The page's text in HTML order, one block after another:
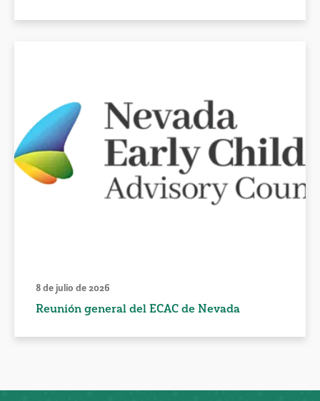
8 de julio de 2026
Reunión general del ECAC de Nevada